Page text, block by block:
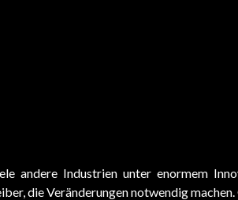
andere Industrien unter enormem
die Veränderungen notwendig